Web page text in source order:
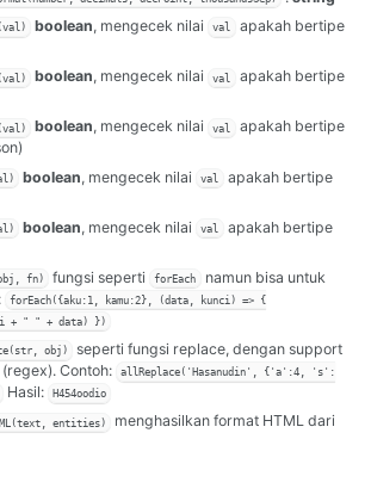
boolean, mengecek nilai val
apakah bertipe
boolean, mengecek nilai val
apakah bertipe
boolean, mengecek nilai val
apakah bertipe
boolean, mengecek nilai val
apakah bertipe
boolean, mengecek nilai val
apakah bertipe
fn) fungsi seperti forEach
namun bisa untuk
forEach({aku:1, kamu:2}, (data, kunci) => {
+ " " + data) })
obj)
seperti fungsi replace, dengan support
Contoh:
allReplace('Hasanudin', {'a':4, 's':
Hasil: H454oodio
entities)
menghasilkan format HTML dari